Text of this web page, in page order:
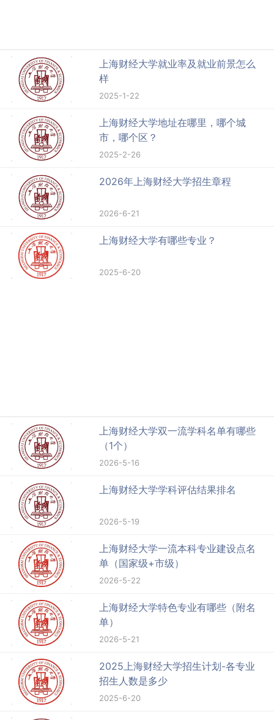
上海财经大学就业率及就业前景怎么
样
2025-1-22
上海财经大学地址在哪里，哪个城
市，哪个区？
2025-2-26
2026年上海财经大学招生章程
2026-6-21
上海财经大学有哪些专业？
2025-6-20
上海财经大学双一流学科名单有哪些
（1个）
2026-5-16
上海财经大学学科评估结果排名
2026-5-19
上海财经大学一流本科专业建设点名
单（国家级+市级）
2026-5-22
上海财经大学特色专业有哪些（附名
单）
2026-5-21
2025上海财经大学招生计划-各专业
招生人数是多少
2025-6-20